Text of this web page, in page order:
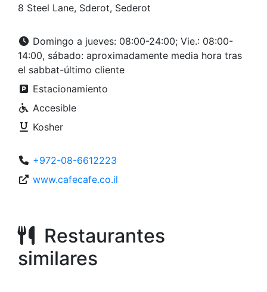
8 Steel Lane, Sderot, Sederot
Domingo a jueves: 08:00-24:00; Vie.: 08:00-
14:00, sábado: aproximadamente media hora tras
el sabbat-último cliente
Estacionamiento
Accesible
Kosher
+972-08-6612223
www.cafecafe.co.il
Restaurantes
similares